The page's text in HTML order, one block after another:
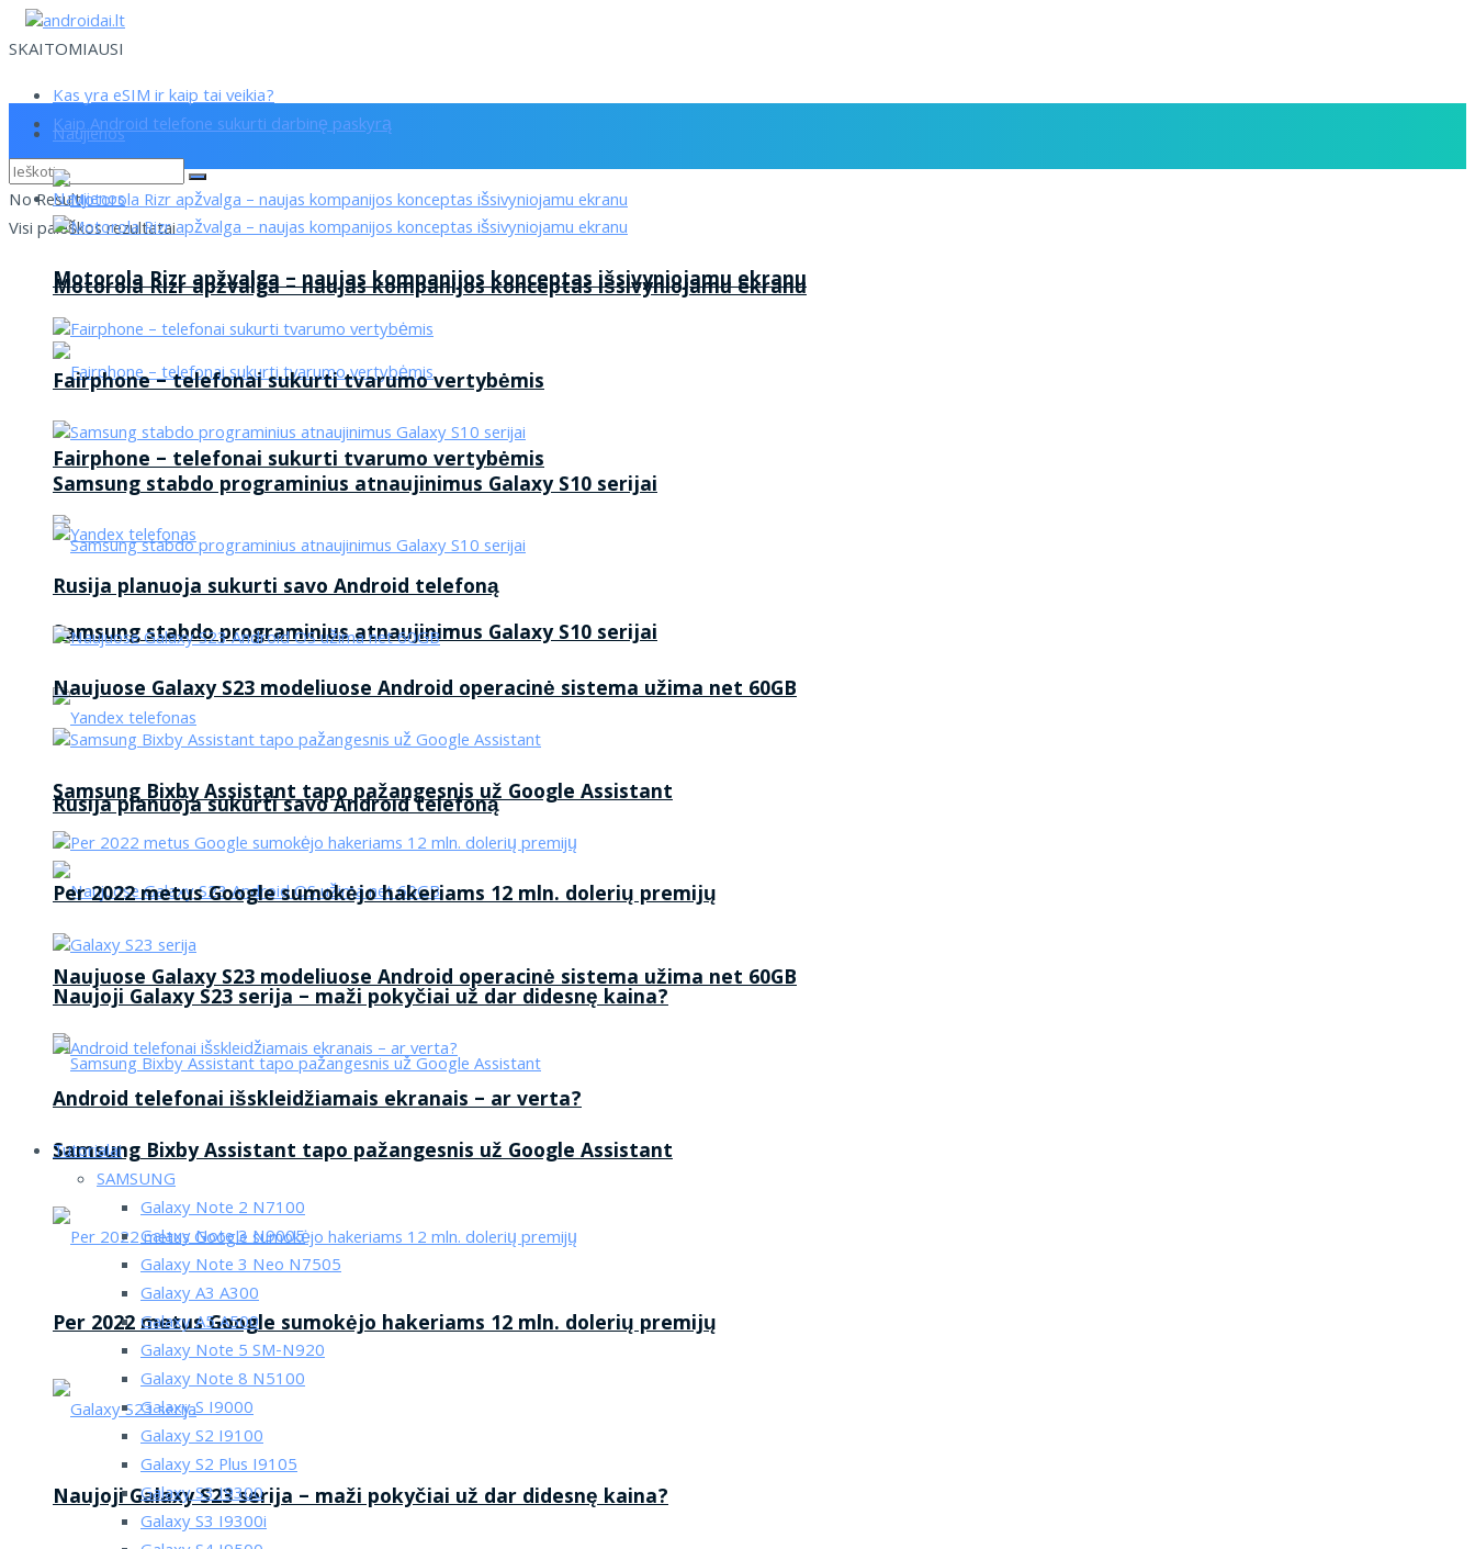
SKAITOMIAUSI
Kas yra eSIM ir kaip tai veikia?
Kaip Android telefone sukurti darbinę paskyrą
No Result
Visi paieškos rezultatai
Naujienos
Motorola Rizr apžvalga – naujas kompanijos konceptas išsivyniojamu ekranu
Fairphone – telefonai sukurti tvarumo vertybėmis
Samsung stabdo programinius atnaujinimus Galaxy S10 serijai
Rusija planuoja sukurti savo Android telefoną
Naujuose Galaxy S23 modeliuose Android operacinė sistema užima net 60GB
Samsung Bixby Assistant tapo pažangesnis už Google Assistant
Per 2022 metus Google sumokėjo hakeriams 12 mln. dolerių premijų
Naujoji Galaxy S23 serija – maži pokyčiai už dar didesnę kaina?
Naujienos
Motorola Rizr apžvalga – naujas kompanijos konceptas išsivyniojamu ekranu
Fairphone – telefonai sukurti tvarumo vertybėmis
Samsung stabdo programinius atnaujinimus Galaxy S10 serijai
Rusija planuoja sukurti savo Android telefoną
Naujuose Galaxy S23 modeliuose Android operacinė sistema užima net 60GB
Samsung Bixby Assistant tapo pažangesnis už Google Assistant
Per 2022 metus Google sumokėjo hakeriams 12 mln. dolerių premijų
Naujoji Galaxy S23 serija – maži pokyčiai už dar didesnę kaina?
Android telefonai išskleidžiamais ekranais – ar verta?
Tutorialai
SAMSUNG
Galaxy Note 2 N7100
Galaxy Note 3 N9005
Galaxy Note 3 Neo N7505
Galaxy A3 A300
Galaxy A5 A500
Galaxy Note 5 SM-N920
Galaxy Note 8 N5100
Galaxy S I9000
Galaxy S2 I9100
Galaxy S2 Plus I9105
Galaxy S3 I9300
Galaxy S3 I9300i